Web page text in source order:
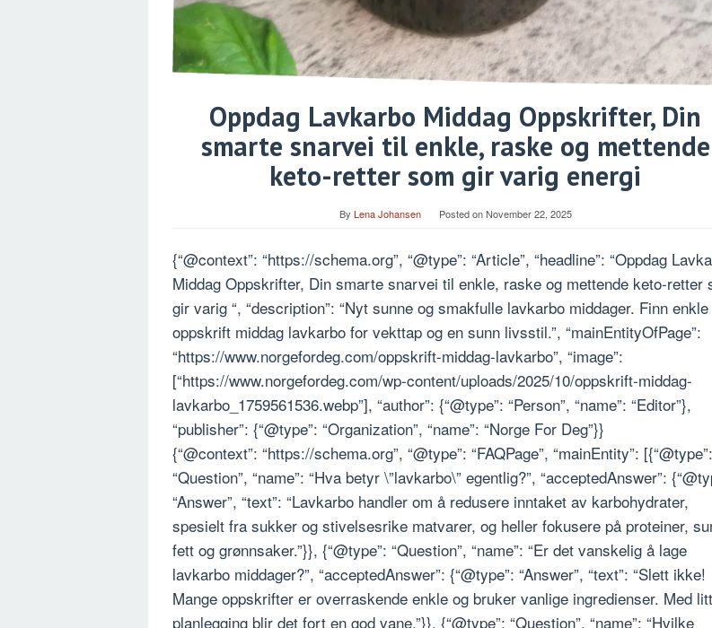
Oppdag Lavkarbo Middag Oppskrifter, Din
smarte snarvei til enkle, raske og mettende
keto-retter som gir varig energi
By Lena Johansen Posted onNovember 22, 2025
{“@context”: “https://schema.org”, “@type”: “Article”, “headline”: “Oppdag
Middag Oppskrifter, Din smarte snarvei til enkle, raske og mettende keto-retter
gir varig “, “description”: “Nyt sunne og smakfulle lavkarbo middager. Finn enkle
oppskrift middag lavkarbo for vekttap og en sunn livsstil.”, “mainEntityOfPage”:
“https://www.norgefordeg.com/oppskrift-middag-lavkarbo”, “image”:
[“https://www.norgefordeg.com/wp-content/uploads/2025/10/oppskrift-middag-
lavkarbo_1759561536.webp”], “author”: {“@type”: “Person”, “name”: “Editor”},
“publisher”: {“@type”: “Organization”, “name”: “Norge For Deg”}}
{“@context”: “https://schema.org”, “@type”: “FAQPage”, “mainEntity”: [{“@type”:
“Question”, “name”: “Hva betyr \”lavkarbo\” egentlig?”, “acceptedAnswer”:
“Answer”, “text”: “Lavkarbo handler om å redusere inntaket av karbohydrater,
spesielt fra sukker og stivelsesrike matvarer, og heller fokusere på proteiner,
fett og grønnsaker.”}}, {“@type”: “Question”, “name”: “Er det vanskelig å lage
lavkarbo middager?”, “acceptedAnswer”: {“@type”: “Answer”, “text”: “Slett ikke!
Mange oppskrifter er overraskende enkle og bruker vanlige ingredienser. Med litt
planlegging blir det fort en god vane.”}}, {“@type”: “Question”, “name”: “Hvilke